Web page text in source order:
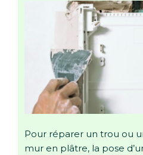
Pour réparer un trou ou
mur en plâtre, la pose